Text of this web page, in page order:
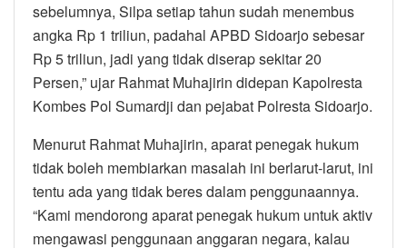
sebelumnya, Silpa setiap tahun sudah menembus
angka Rp 1 triliun, padahal APBD Sidoarjo sebesar
Rp 5 triliun, jadi yang tidak diserap sekitar 20
Persen,” ujar Rahmat Muhajirin didepan Kapolresta
Kombes Pol Sumardji dan pejabat Polresta Sidoarjo.
Menurut Rahmat Muhajirin, aparat penegak hukum
tidak boleh membiarkan masalah ini berlarut-larut, ini
tentu ada yang tidak beres dalam penggunaannya.
“Kami mendorong aparat penegak hukum untuk aktiv
mengawasi penggunaan anggaran negara, kalau